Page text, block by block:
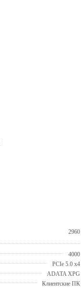
2960
4000
PCIe 5.0 x4
ADATA XPG
Клиентские ПК